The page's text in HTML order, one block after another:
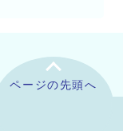
ページの先頭へ